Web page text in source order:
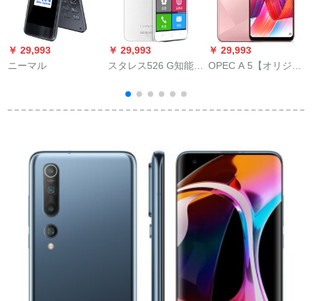
￥ 29,993
ニーマル
￥ 29,993
スタレス526 G知能の
とは、学生予备机ホ
ワイ（1 G ROM+8 G
￥ 29,993
OPEC A 5【オリジナ
ーンダブメラ撮影千
G）